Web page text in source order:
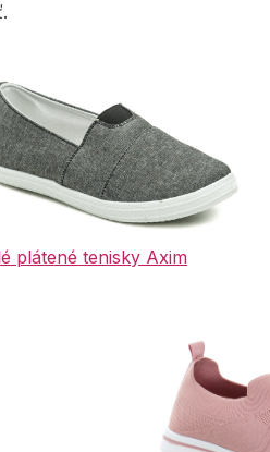
plátené tenisky Axim